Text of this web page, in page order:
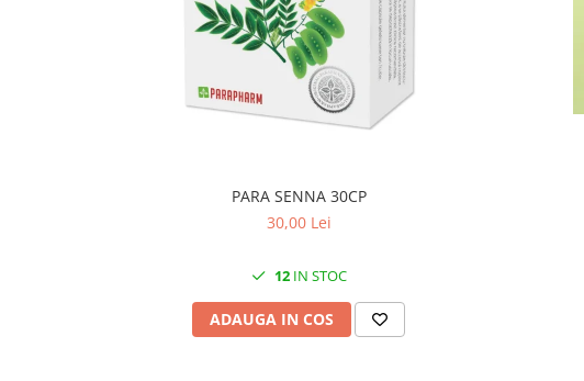
PARA SENNA 30CP
30,00 Lei
12IN STOC
ADAUGA IN COS